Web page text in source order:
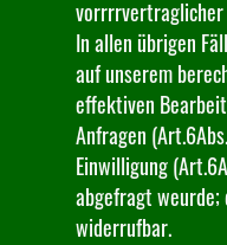
In allen übrigen
auf unserem
effektiven
Anfragen
Einwilligung
abgefragt
widerrufbar.